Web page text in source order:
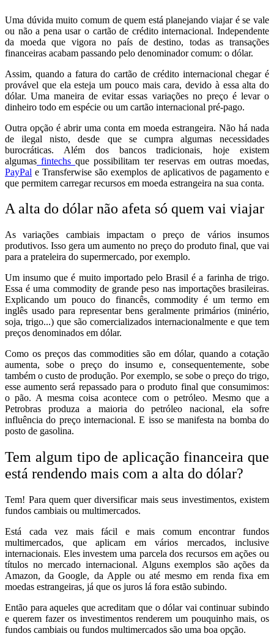
Uma dúvida muito comum de quem está planejando viajar é se vale
ou não a pena usar o cartão de crédito internacional. Independente
da moeda que vigora no país de destino, todas as transações
financeiras acabam passando pelo denominador comum: o dólar.
Assim, quando a fatura do cartão de crédito internacional chegar é
provável que ela esteja um pouco mais cara, devido à essa alta do
dólar. Uma maneira de evitar essas variações no preço é levar o
dinheiro todo em espécie ou um cartão internacional pré-pago.
Outra opção é abrir uma conta em moeda estrangeira. Não há nada
de ilegal nisto, desde que se cumpra algumas necessidades
burocráticas. Além dos bancos tradicionais, hoje existem
algumas fintechsque possibilitam ter reservas em outras moedas,
PayPal e Transferwise são exemplos de aplicativos de pagamento e
que permitem carregar recursos em moeda estrangeira na sua conta.
A alta do dólar não afeta só quem vai viajar
As variações cambiais impactam o preço de vários insumos
produtivos. Isso gera um aumento no preço do produto final, que vai
para a prateleira do supermercado, por exemplo.
Um insumo que é muito importado pelo Brasil é a farinha de trigo.
Essa é uma commodity de grande peso nas importações brasileiras.
Explicando um pouco do financês, commodity é um termo em
inglês usado para representar bens geralmente primários (minério,
soja, trigo...) que são comercializados internacionalmente e que tem
preços denominados em dólar.
Como os preços das commodities são em dólar, quando a cotação
aumenta, sobe o preço do insumo e, consequentemente, sobe
também o custo de produção. Por exemplo, se sobe o preço do trigo,
esse aumento será repassado para o produto final que consumimos:
o pão. A mesma coisa acontece com o petróleo. Mesmo que a
Petrobras produza a maioria do petróleo nacional, ela sofre
influência do preço internacional. E isso se manifesta na bomba do
posto de gasolina.
Tem algum tipo de aplicação financeira que
está rendendo mais com a alta do dólar?
Tem! Para quem quer diversificar mais seus investimentos, existem
fundos cambiais ou multimercados.
Está cada vez mais fácil e mais comum encontrar fundos
multimercados, que aplicam em vários mercados, inclusive
internacionais. Eles investem uma parcela dos recursos em ações ou
títulos no mercado internacional. Alguns exemplos são ações da
Amazon, da Google, da Apple ou até mesmo em renda fixa em
moedas estrangeiras, já que os juros lá fora estão subindo.
Então para aqueles que acreditam que o dólar vai continuar subindo
e querem fazer os investimentos renderem um pouquinho mais, os
fundos cambiais ou fundos multimercados são uma boa opção.